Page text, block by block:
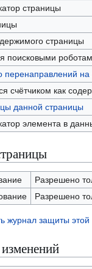
страницы
страницы
поисковыми
перенаправлений на
счётчиком как
данной страницы
элемента в
Разрешено
Разрешено
журнал защиты